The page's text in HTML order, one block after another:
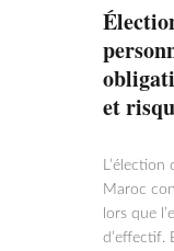
et
Maroc
lors que
d’effectif.